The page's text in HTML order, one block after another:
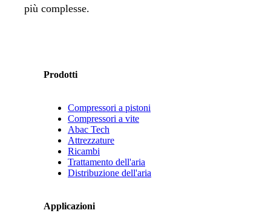
più complesse.
Prodotti
Compressori a pistoni
Compressori a vite
Abac Tech
Attrezzature
Ricambi
Trattamento dell'aria
Distribuzione dell'aria
Applicazioni